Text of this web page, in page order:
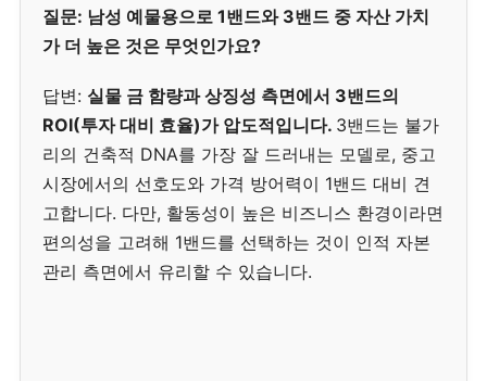
질문: 남성 예물용으로 1밴드와 3밴드 중 자산 가치
가 더 높은 것은 무엇인가요?
답변: 실물 금 함량과 상징성 측면에서 3밴드의
ROI(투자 대비 효율)가 압도적입니다. 3밴드는 불가
리의 건축적 DNA를 가장 잘 드러내는 모델로, 중고
시장에서의 선호도와 가격 방어력이 1밴드 대비 견
고합니다. 다만, 활동성이 높은 비즈니스 환경이라면
편의성을 고려해 1밴드를 선택하는 것이 인적 자본
관리 측면에서 유리할 수 있습니다.